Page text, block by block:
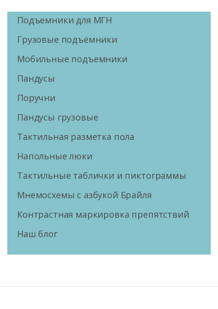
Подъемники для МГН
Грузовые подъёмники
Мобильные подъемники
Пандусы
Поручни
Пандусы грузовые
Тактильная разметка пола
Напольные люки
Тактильные таблички и пиктограммы
Мнемосхемы с азбукой Брайля
Контрастная маркировка препятствий
Наш блог